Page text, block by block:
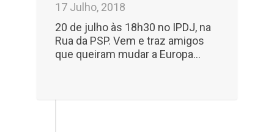
17 Julho, 2018
20 de julho às 18h30 no IPDJ, na
Rua da PSP. Vem e traz amigos
que queiram mudar a Europa…